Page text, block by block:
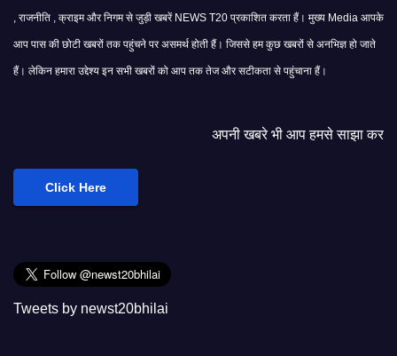
, राजनीति , क्राइम और निगम से जुड़ी खबरें NEWS T20 प्रकाशित करता हैं। मुख्य Media आपके
आप पास की छोटी खबरों तक पहुंचने पर असमर्थ होती हैं। जिससे हम कुछ खबरों से अनभिज्ञ हो जाते
हैं। लेकिन हमारा उद्देश्य इन सभी खबरों को आप तक तेज और सटीकता से पहुंचाना हैं।
अपनी खबरे भी आप हमसे साझा कर सकते हैं।
Click Here
Tweets by newst20bhilai